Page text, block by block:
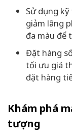
Sử dụng
giảm lãng
đa màu để
Đặt hàng
tối ưu giá
đặt hàng
Khám phá
tượng